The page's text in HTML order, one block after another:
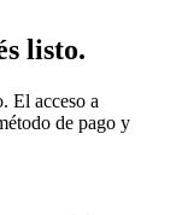
listo.
El acceso a
de pago y